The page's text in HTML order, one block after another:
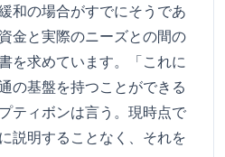
和の場合がすでにそうであ
金と実際のニーズとの間の
を求めています。「これに
の基盤を持つことができる
ティボンは言う。現時点で
説明することなく、それを